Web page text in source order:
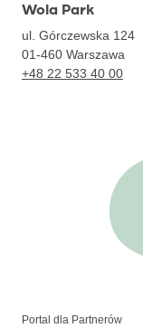
Wola Park
ul. Górczewska 124
01-460 Warszawa
+48 22 533 40 00
Portal dla Partnerów